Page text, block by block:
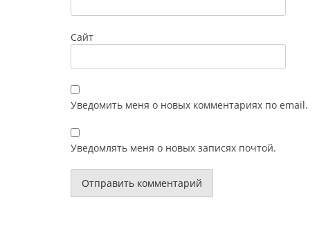
Сайт
Уведомить меня о новых комментариях по email.
Уведомлять меня о новых записях почтой.